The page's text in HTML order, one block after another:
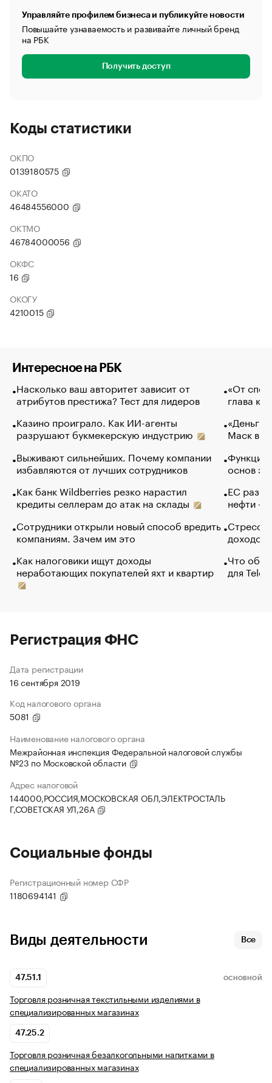
Управляйте профилем бизнеса и публикуйте новости
Повышайте узнаваемость и развивайте личный бренд
на РБК
Получить доступ
Коды статистики
ОКПО
0139180575
ОКАТО
46484556000
ОКТМО
46784000056
ОКФС
16
ОКОГУ
4210015
Интересное на РБК
Насколько ваш авторитет зависит от
атрибутов престижа? Тест для лидеров
Казино проиграло. Как ИИ-агенты
разрушают букмекерскую индустрию
Выживают сильнейших. Почему компании
избавляются от лучших сотрудников
Как банк Wildberries резко нарастил
кредиты селлерам до атак на склады
Сотрудники открыли новый способ вредить
компаниям. Зачем им это
Как налоговики ищут доходы
неработающих покупателей яхт и квартир
«От
глава
«Деньги
Маск в
Функции
основ
ЕС
нефти —
Стресс
доходов
Что
для
Регистрация ФНС
Дата регистрации
16 сентября 2019
Код налогового органа
5081
Наименование налогового органа
Межрайонная инспекция Федеральной налоговой службы
№23 по Московской области
Адрес налоговой
144000,РОССИЯ,МОСКОВСКАЯ ОБЛ,ЭЛЕКТРОСТАЛЬ
Г,СОВЕТСКАЯ УЛ,26А
Социальные фонды
Регистрационный номер СФР
1180694141
Виды деятельности Все
47.51.1 ОСНОВНОЙ
Торговля розничная текстильными изделиями в
специализированных магазинах
47.25.2
Торговля розничная безалкогольными напитками в
специализированных магазинах